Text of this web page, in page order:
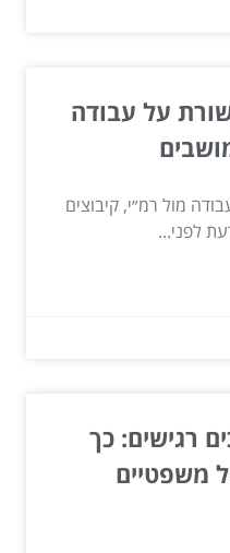
על עבודה
מול רמ״י, קיבוצים
לפני...
רגישים: כך
משפטיים